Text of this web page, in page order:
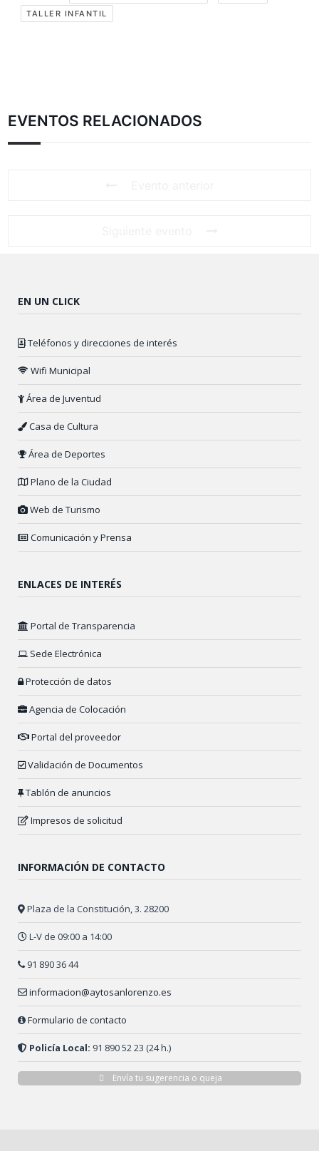
TALLER INFANTIL
EVENTOS RELACIONADOS
EN UN CLICK
Teléfonos y direcciones de interés
Wifi Municipal
Área de Juventud
Casa de Cultura
Área de Deportes
Plano de la Ciudad
Web de Turismo
Comunicación y Prensa
ENLACES DE INTERÉS
Portal de Transparencia
Sede Electrónica
Protección de datos
Agencia de Colocación
Portal del proveedor
Validación de Documentos
Tablón de anuncios
Impresos de solicitud
INFORMACIÓN DE CONTACTO
Plaza de la Constitución, 3. 28200
L-V de 09:00 a 14:00
91 890 36 44
informacion@aytosanlorenzo.es
Formulario de contacto
Policía Local: 91 890 52 23 (24 h.)
Envía tu sugerencia o queja